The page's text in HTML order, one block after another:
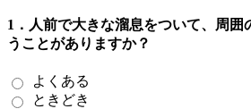
1．人前で大きな溜息をついて、周囲
うことがありますか？
よくある
ときどき